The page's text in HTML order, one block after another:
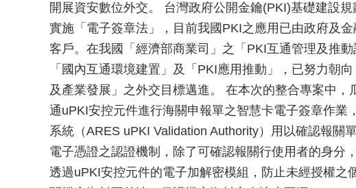
開展資安數位外交。 台灣政府公開金鑰(PKI)基礎建設
實施「電子簽章法」，目前我國PKI之應用已由政府及
客戶。在我國「經濟部商業司」之「PKI互通管理及推
「國內互通環境建置」及「PKI應用推動」，已努力朝
及產業發展」之外交目標邁進。 在本次的整合專案中
通uPKI安控元件進行海關申報單之智慧卡電子簽章作業
系統（ARES uPKI Validation Authority）用以確認報關
電子憑證之認證機制，除了可確認報關行使用者的身分
透過uPKI安控元件的電子加解密模組，防止未經授權之